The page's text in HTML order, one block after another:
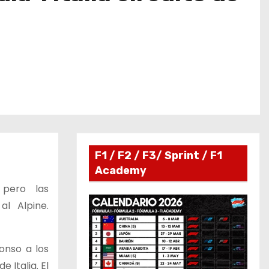
pero las
Alpine.
a los
Italia. El
F1 / F2 / F3/ Sprint / F1
Academy